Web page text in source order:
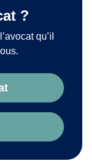
?
qu’il